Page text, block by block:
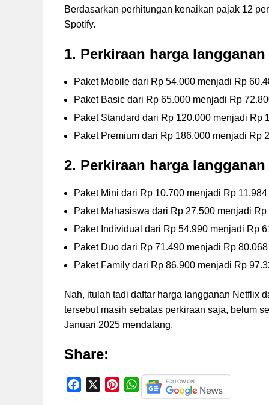
Berdasarkan perhitungan kenaikan pajak 12
Spotify.
1. Perkiraan harga
Paket Mobile dari Rp 54.000 menjadi Rp
Paket Basic dari Rp 65.000 menjadi Rp
Paket Standard dari Rp 120.000 menjadi Rp
Paket Premium dari Rp 186.000 menjadi Rp
2. Perkiraan harga
Paket Mini dari Rp 10.700 menjadi Rp 11.984
Paket Mahasiswa dari Rp 27.500 menjadi Rp
Paket Individual dari Rp 54.990 menjadi Rp
Paket Duo dari Rp 71.490 menjadi Rp 80.068
Paket Family dari Rp 86.900 menjadi Rp
Nah, itulah tadi daftar harga langganan Netflix
tersebut masih sebatas perkiraan saja, belum
Januari 2025 mendatang.
Share:
W
h